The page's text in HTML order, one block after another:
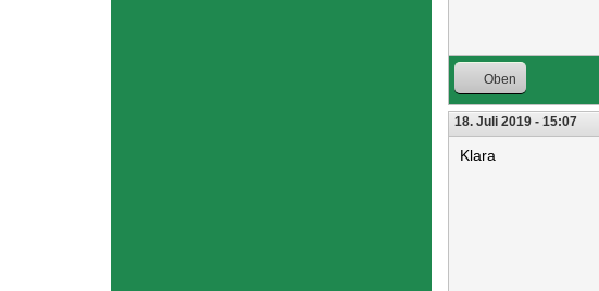
Oben
18. Juli 2019 - 15:07
Klara